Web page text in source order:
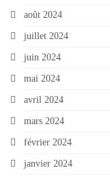
août 2024
juillet 2024
juin 2024
mai 2024
avril 2024
mars 2024
février 2024
janvier 2024